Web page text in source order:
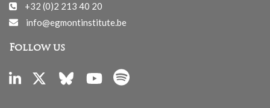
+32 (0)2 213 40 20
info@egmontinstitute.be
Follow us